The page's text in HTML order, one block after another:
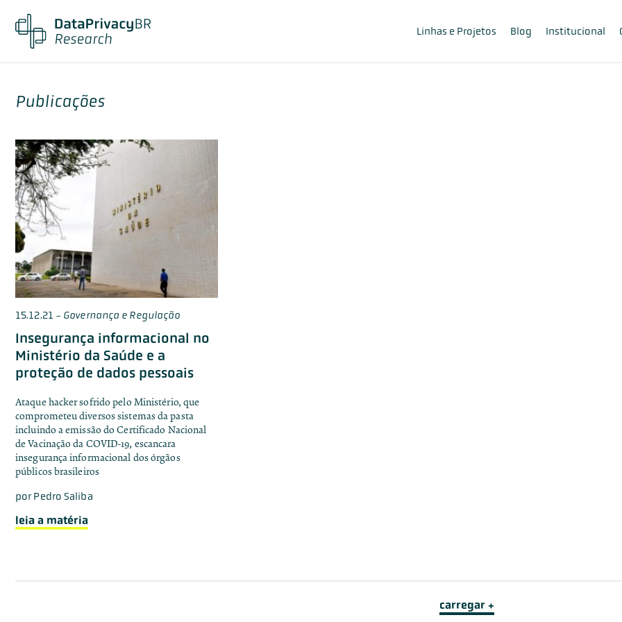
Linhas e Projetos Blog Institucional
Publicações
15.12.21 - Governança e Regulação
Insegurança informacional no
Ministério da Saúde e a
proteção de dados pessoais
Ataque hacker sofrido pelo Ministério, que
comprometeu diversos sistemas da pasta
incluindo a emissão do Certificado Nacional
de Vacinação da COVID-19, escancara
insegurança informacional dos órgãos
públicos brasileiros
porPedro Saliba
leia a matéria
carregar +